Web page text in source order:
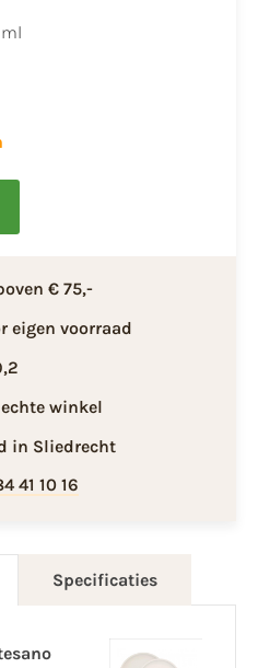
€ 75,-
eigen voorraad
winkel
in Sliedrecht
41 10 16
Specificaties